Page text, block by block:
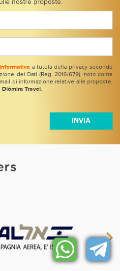
nostre proposte.
informativa a tutela della privacy secondo
dei Dati (Reg. 2016/679), noto come
di informazione relative alle proposte,
Diòmira Travel .